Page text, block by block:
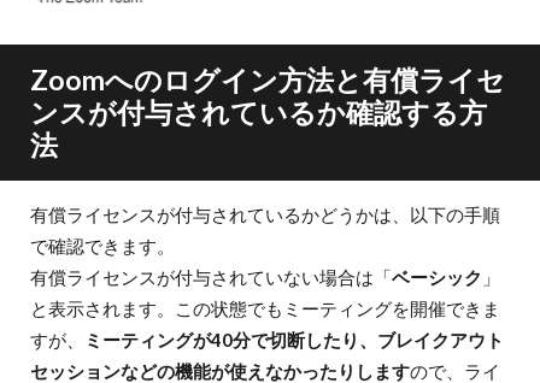
Zoomへのログイン方法と有償ライセ
ンスが付与されているか確認する方
法
有償ライセンスが付与されているかどうかは、以下の手順
で確認できます。
有償ライセンスが付与されていない場合は「ベーシック 」
と表示されます。この状態でもミーティングを開催できま
すが、
ミーティングが40分で切断したり、ブレイクアウト
セッションなどの機能が使えなかったりしますので、ライ